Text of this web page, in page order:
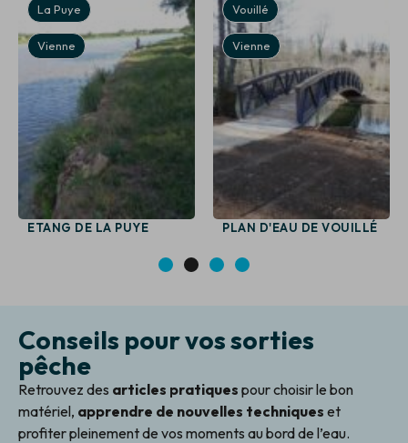
La Puye
Vienne
ETANG DE LA PUYE
Vouillé
Vienne
PLAN D'EAU DE VOUILLÉ
3 4
Conseils pour vos sorties
pêche
Retrouvez des articles pratiques pour choisir le bon
matériel, apprendre de nouvelles techniques et
profiter pleinement de vos moments au bord de l’eau.